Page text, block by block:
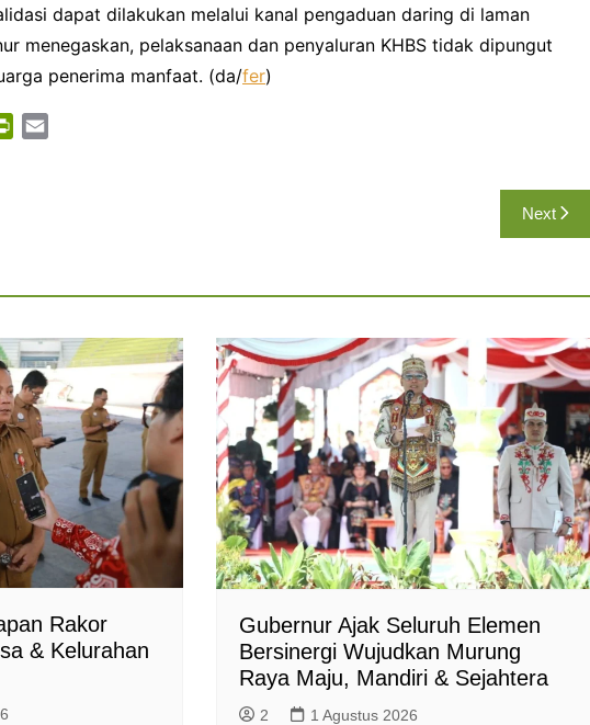
dapat dilakukan melalui kanal pengaduan daring di laman
menegaskan, pelaksanaan dan penyaluran KHBS tidak dipungut
penerima manfaat. (da/fer)
e
n
d
l
y
Next
Rakor
& Kelurahan
Gubernur Ajak Seluruh Elemen
Bersinergi Wujudkan Murung
Raya Maju, Mandiri & Sejahtera
2 1 Agustus 2026